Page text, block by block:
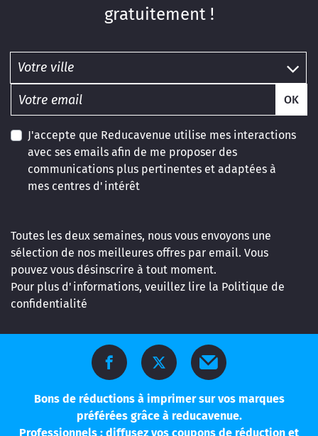
gratuitement !
OK
J'accepte que Reducavenue utilise mes interactions
avec ses emails afin de me proposer des
communications plus pertinentes et adaptées à
mes centres d'intérêt
Toutes les deux semaines, nous vous envoyons une
sélection de nos meilleures offres par email. Vous
pouvez vous désinscrire à tout moment.
Pour plus d'informations, veuillez lire la Politique de
confidentialité
Bons de réductions à imprimer sur vos marques
préférées grâce à reducavenue.
Professionnels : diffusez vos coupons de réduction et